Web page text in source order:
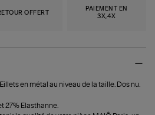
OFFERT
PAIEMENT EN
3X,4X
en métal au niveau de la taille. Dos nu.
27% Elasthanne.